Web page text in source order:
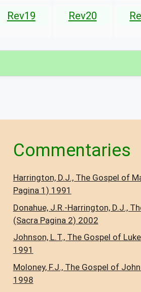
Rev19 Rev20
Commentaries
Harrington, D.J., The Gospel of
Pagina 1) 1991
Donahue, J.R.-Harrington, D.J.,
(Sacra Pagina 2) 2002
Johnson, L.T., The Gospel of
1991
Moloney, F.J., The Gospel of
1998